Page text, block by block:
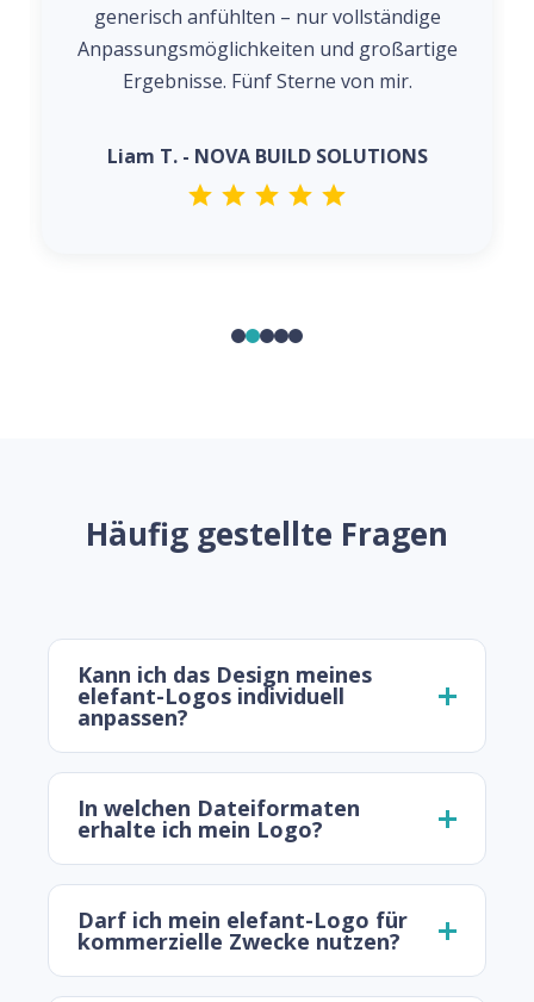
konnte mit verschiedenen Stilen
experimentieren und ein Design
fertigstellen, auf das ich wirklich stolz bin.
Sophie R. - ELARA BEAUTY STUDIO
Häufig gestellte Fragen
Kann ich das Design meines
elefant-Logos individuell
anpassen?
In welchen Dateiformaten
erhalte ich mein Logo?
Darf ich mein elefant-Logo für
kommerzielle Zwecke nutzen?